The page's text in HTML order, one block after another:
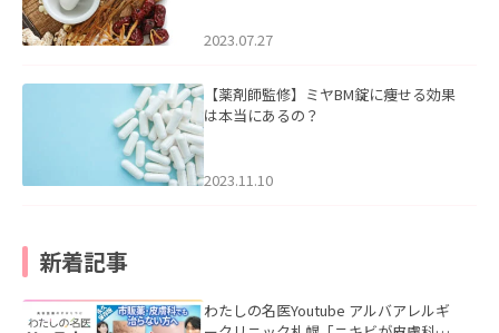
2023.07.27
【薬剤師監修】ミヤBM錠に痩せる効果
は本当にあるの？
2023.11.10
新着記事
わたしの名医Youtube アルバアレルギ